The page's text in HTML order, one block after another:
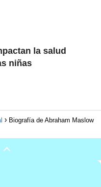
la salud
niñas
Biografía de Abraham Maslow